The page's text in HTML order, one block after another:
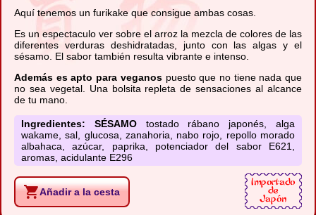
Aquí tenemos un furikake que consigue ambas cosas.
Es un espectaculo ver sobre el arroz la mezcla de colores de las
diferentes verduras deshidratadas, junto con las algas y el
sésamo. El sabor también resulta vibrante e intenso.
Además es apto para veganospuesto que no tiene nada que
no sea vegetal. Una bolsita repleta de sensaciones al alcance
de tu mano.
Ingredientes: SÉSAMOtostado rábano japonés, alga
wakame, sal, glucosa, zanahoria, nabo rojo, repollo morado
albahaca, azúcar, paprika, potenciador del sabor E621,
aromas, acidulante E296
Añadir a la cesta